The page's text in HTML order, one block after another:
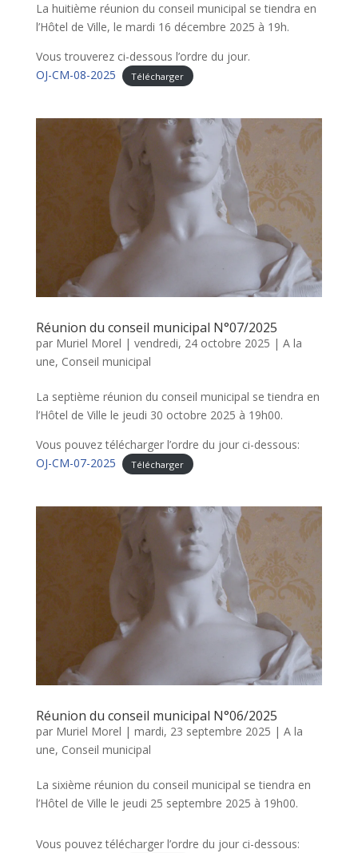
La huitième réunion du conseil municipal se tiendra en
l’Hôtel de Ville, le mardi 16 décembre 2025 à 19h.
Vous trouverez ci-dessous l’ordre du jour.
OJ-CM-08-2025
Télécharger
Réunion du conseil municipal N°07/2025
par Muriel Morel | vendredi, 24 octobre 2025 | A la
une, Conseil municipal
La septième réunion du conseil municipal se tiendra en
l’Hôtel de Ville le jeudi 30 octobre 2025 à 19h00.
Vous pouvez télécharger l’ordre du jour ci-dessous:
OJ-CM-07-2025
Télécharger
Réunion du conseil municipal N°06/2025
par Muriel Morel | mardi, 23 septembre 2025 | A la
une, Conseil municipal
La sixième réunion du conseil municipal se tiendra en
l’Hôtel de Ville le jeudi 25 septembre 2025 à 19h00.
Vous pouvez télécharger l’ordre du jour ci-dessous: